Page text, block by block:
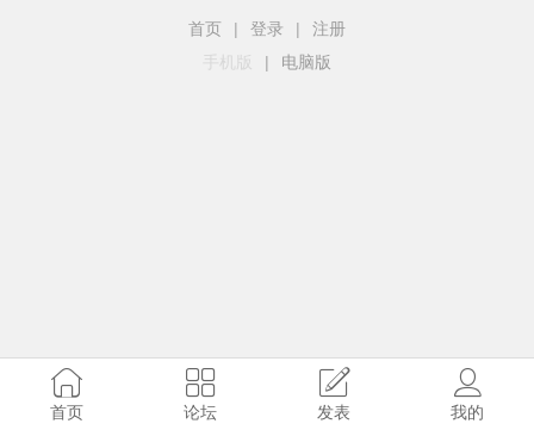
首页 | 登录 |
注册
手机版
| 电脑版
首页 论坛 发表 我的